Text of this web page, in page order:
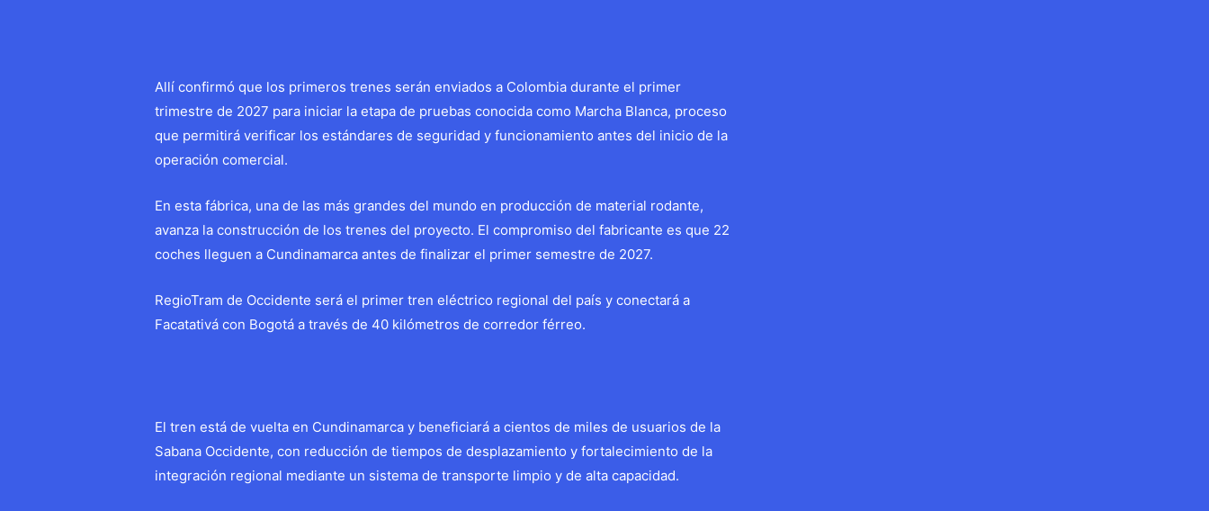
Allí confirmó que los primeros trenes serán enviados a Colombia durante el primer
trimestre de 2027 para iniciar la etapa de pruebas conocida como Marcha Blanca, proceso
que permitirá verificar los estándares de seguridad y funcionamiento antes del inicio de la
operación comercial.
En esta fábrica, una de las más grandes del mundo en producción de material rodante,
avanza la construcción de los trenes del proyecto. El compromiso del fabricante es que 22
coches lleguen a Cundinamarca antes de finalizar el primer semestre de 2027.
RegioTram de Occidente será el primer tren eléctrico regional del país y conectará a
Facatativá con Bogotá a través de 40 kilómetros de corredor férreo.
El tren está de vuelta en Cundinamarca y beneficiará a cientos de miles de usuarios de la
Sabana Occidente, con reducción de tiempos de desplazamiento y fortalecimiento de la
integración regional mediante un sistema de transporte limpio y de alta capacidad.